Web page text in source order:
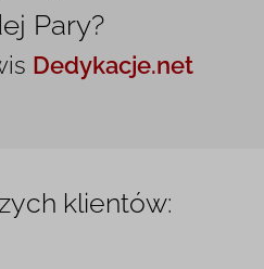
Pary?
Dedykacje.net
klientów: